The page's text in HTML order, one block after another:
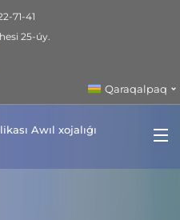
71-41
25-úy.
Qaraqalpaq
Awıl xojalıǵı